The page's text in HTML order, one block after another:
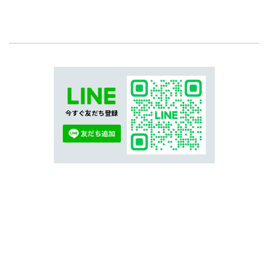
今すぐ友だち登録